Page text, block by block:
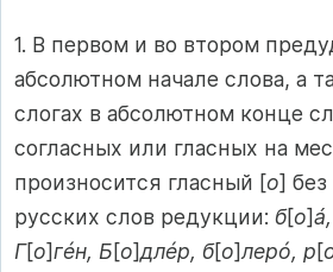
1. В первом и во втором
абсолютном начале слова, а
слогах в абсолютном конце
согласных или гласных на
произносится гласный [о]
русских слов редукции: б[о]
Г[о]гéн, Б[о]длéр, б[о]лерó, р[